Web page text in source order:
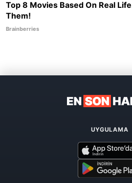
UYGULAMA